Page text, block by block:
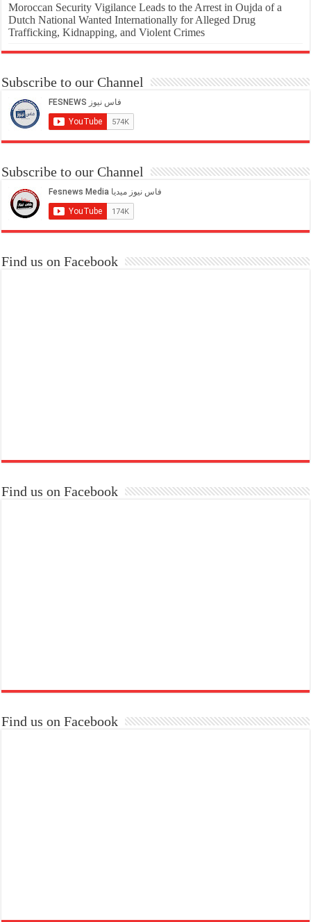
Moroccan Security Vigilance Leads to the Arrest in Oujda of a
Dutch National Wanted Internationally for Alleged Drug
Trafficking, Kidnapping, and Violent Crimes
Subscribe to our Channel
Subscribe to our Channel
Find us on Facebook
Find us on Facebook
Find us on Facebook